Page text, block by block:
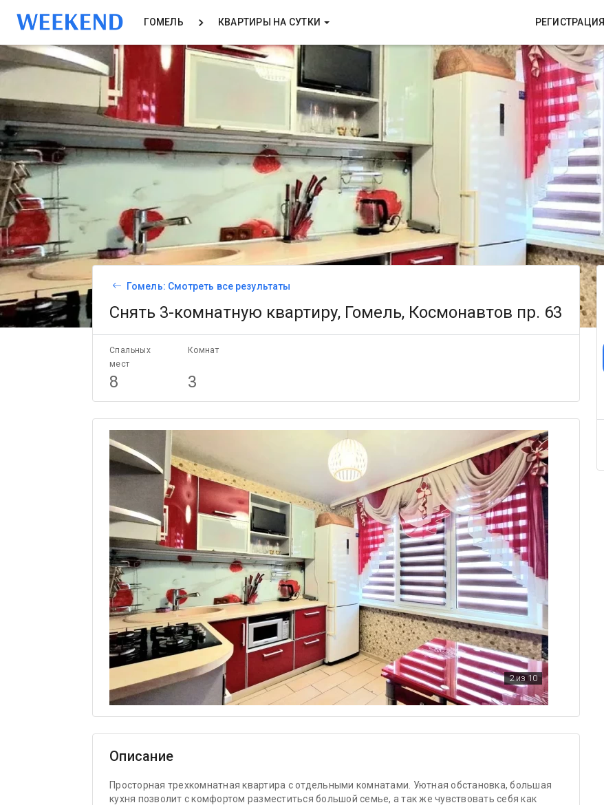
ГОМЕЛЬ КВАРТИРЫ НА СУТКИ РЕГИСТРАЦИЯ
Гомель: Смотреть все результаты
Снять 3-комнатную квартиру, Гомель, Космонавтов пр. 63
Спальных
мест
Комнат
8 3
2из 10
Описание
Просторная трехкомнатная квартира с отдельными комнатами. Уютная обстановка, большая
кухня позволит с комфортом разместиться большой семье, а так же чувствовать себя как